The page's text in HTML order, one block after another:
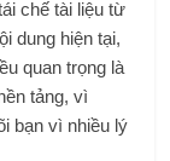
chế tài liệu từ
dung hiện tại,
quan trọng là
tảng, vì
bạn vì nhiều lý